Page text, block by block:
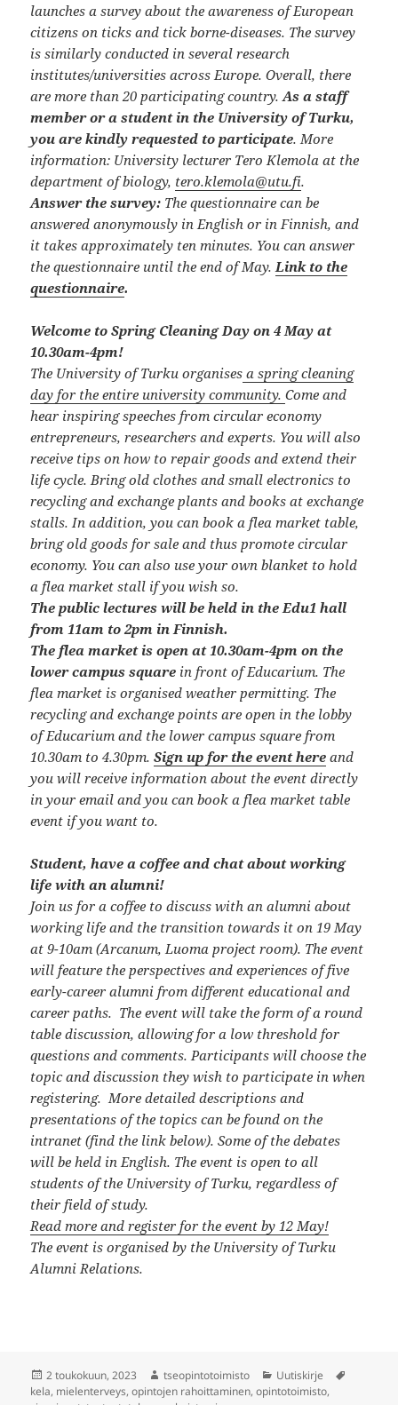
launches a survey about the awareness of European
citizens on ticks and tick borne-diseases. The survey
is similarly conducted in several research
institutes/universities across Europe. Overall, there
are more than 20 participating country.As a staff
member or a student in the University of Turku,
you are kindly requested to participate. More
information: University lecturer Tero Klemola at the
department of biology, tero.klemola@utu.fi.
Answer the survey​​: The questionnaire can be
answered anonymously in English or in Finnish, and
it takes approximately ten minutes. You can answer
the questionnaire until the end of May. Link to the
questionnaire​.
Welcome to Spring Cleaning Day on 4 May at
10.30am-4pm!
The University of Turku organises a spring cleaning
day for the entire university community.Come and
hear inspiring speeches from circular economy
entrepreneurs, researchers and experts. You will also
receive tips on how to repair goods and extend their
life cycle. Bring old clothes and small electronics to
recycling and exchange plants and books at exchange
stalls. In addition, you can book a flea market table,
bring old goods for sale and thus promote circular
economy. You can also use your own blanket to hold
a flea market stall if you wish so.
The public lectures will be held in the Edu1 hall
from 11am to 2pm in Finnish.
The flea market is open at 10.30am-4pm on the
lower campus square in front of Educarium. The
flea market is organised weather permitting. The
recycling and exchange points are open in the lobby
of Educarium and the lower campus square from
10.30am to 4.30pm.Sign up for the event here and
you will receive information about the event directly
in your email and you can book a flea market table
event if you want to.
Student, have a coffee and chat about working
life with an alumni!
Join us for a coffee to discuss with an alumni about
working life and the transition towards it on 19 May
at 9-10am (Arcanum, Luoma project room). The event
will feature the perspectives and experiences of five
early-career alumni from different educational and
career paths. The event will take the form of a round
table discussion, allowing for a low threshold for
questions and comments. Participants will choose the
topic and discussion they wish to participate in when
registering. More detailed descriptions and
presentations of the topics can be found on the
intranet (find the link below). Some of the debates
will be held in English. The event is open to all
students of the University of Turku, regardless of
their field of study.
Read more and register for the event by 12 May!
The event is organised by the University of Turku
Alumni Relations.
Julkaistu
2 toukokuun, 2023 Kirjoittaja
tseopintotoimisto Kategoriat
Uutiskirje
kela, mielenterveys,opintojen rahoittaminen,opintotoimisto,